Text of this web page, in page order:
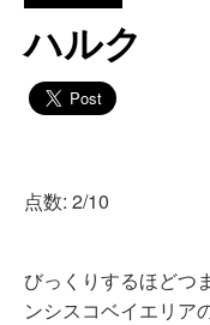
ハルク
点数: 2/10
びっくりするほどつ
ンシスコベイエリア